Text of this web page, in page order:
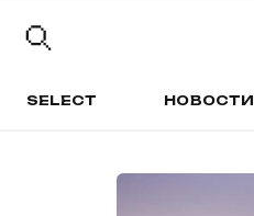
SELECT НОВОСТИ